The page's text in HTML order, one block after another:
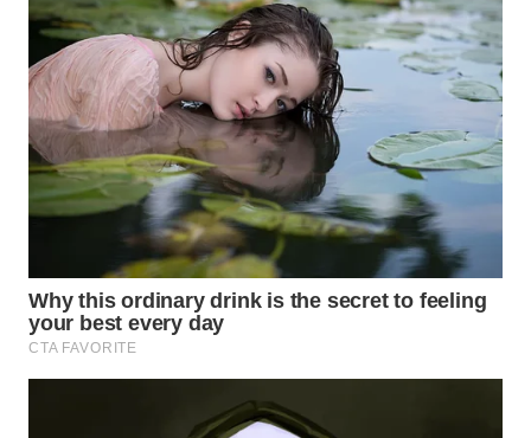
WN
TAPANULI
SELATAN
WN
TANJUNG
LESUNG
WN
SIMALUNGUN